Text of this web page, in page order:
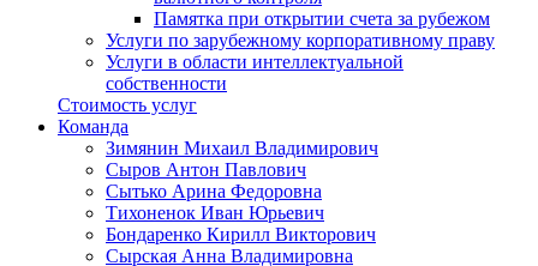
Памятка при открытии счета за рубежом
Услуги по зарубежному корпоративному праву
Услуги в области интеллектуальной
собственности
Стоимость услуг
Команда
Зимянин Михаил Владимирович
Сыров Антон Павлович
Сытько Арина Федоровна
Тихоненок Иван Юрьевич
Бондаренко Кирилл Викторович
Сырская Анна Владимировна